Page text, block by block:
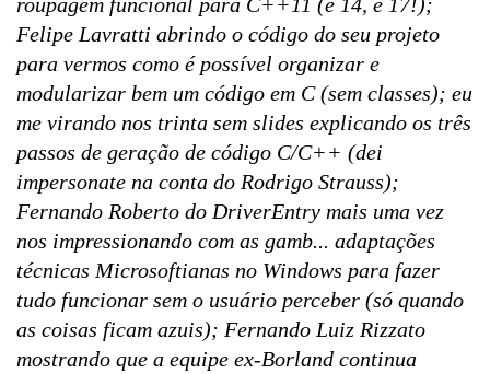
Felipe Lavratti abrindo o código do seu projeto
para vermos como é possível organizar e
modularizar bem um código em C (sem classes); eu
me virando nos trinta sem slides explicando os três
passos de geração de código C/C++ (dei
impersonate na conta do Rodrigo Strauss);
Fernando Roberto do DriverEntry mais uma vez
nos impressionando com as gamb... adaptações
técnicas Microsoftianas no Windows para fazer
tudo funcionar sem o usuário perceber (só quando
as coisas ficam azuis); Fernando Luiz Rizzato
mostrando que a equipe ex-Borland continua